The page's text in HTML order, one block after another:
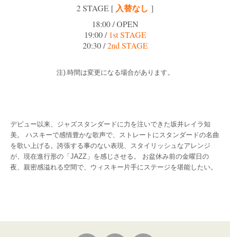
2 STAGE [ 入替なし ]
18:00 / OPEN
19:00 / 1st STAGE
20:30 /2nd STAGE
注).時間は変更になる場合があります。
デビュー以来、ジャズスタンダードに力を注いできた坂井レイラ知
美。 ハスキーで感情豊かな歌声で、ストレートにスタンダードの名曲
を歌い上げる。誇張する事のない表現、スタイリッシュなアレンジ
が、現在進行形の「JAZZ」を感じさせる。 お盆休み前の金曜日の
夜、親密感溢れる空間で、ウィスキー片手にステージを堪能したい。